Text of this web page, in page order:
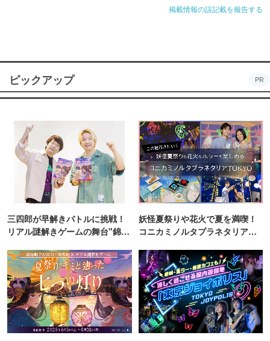
掲載情報の誤記載を報告する
ピックアップ PR
三四郎が早解きバトルに挑戦！
リアル謎解きゲームの舞台"錦糸
妖怪夏祭りや花火で夏を満喫！
コニカミノルタプラネタリア